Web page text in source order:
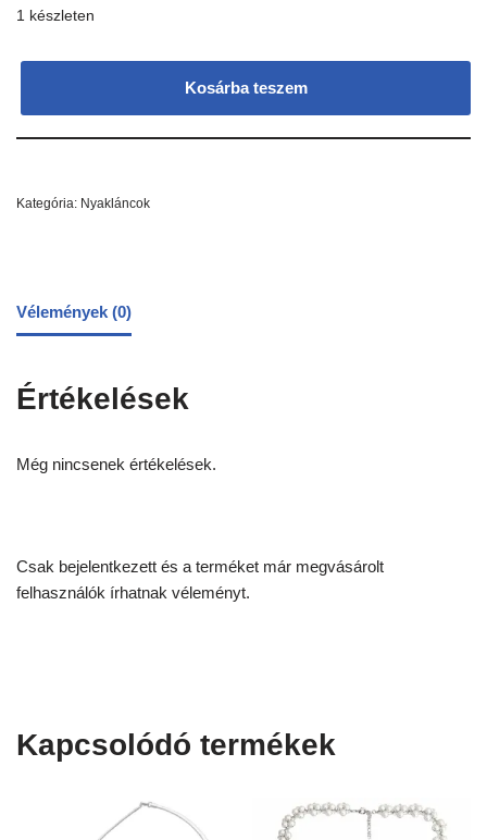
1 készleten
Kosárba teszem
Kategória: Nyakláncok
Vélemények (0)
Értékelések
Még nincsenek értékelések.
Csak bejelentkezett és a terméket már megvásárolt
felhasználók írhatnak véleményt.
Kapcsolódó termékek